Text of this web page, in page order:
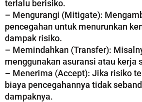
terlalu berisiko.
– Mengurangi (Mitigate):
pencegahan untuk menurunkan
dampak risiko.
– Memindahkan (Transfer):
menggunakan asuransi atau kerja
– Menerima (Accept): Jika risiko
biaya pencegahannya tidak
dampaknya.